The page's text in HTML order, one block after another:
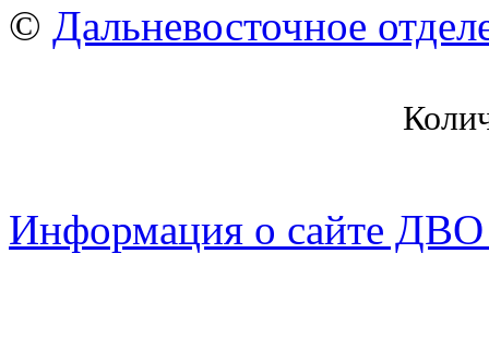
© Дальневосточное
Информация о сайте